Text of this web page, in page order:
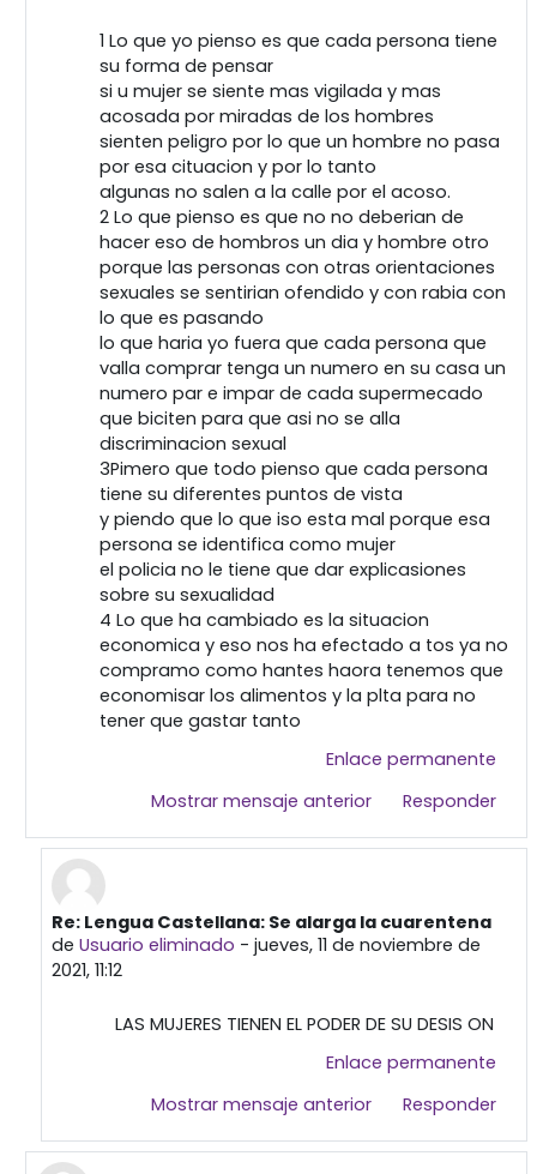
1 Lo que yo pienso es que cada persona tiene
su forma de pensar
si u mujer se siente mas vigilada y mas
acosada por miradas de los hombres
sienten peligro por lo que un hombre no pasa
por esa cituacion y por lo tanto
algunas no salen a la calle por el acoso.
2 Lo que pienso es que no no deberian de
hacer eso de hombros un dia y hombre otro
porque las personas con otras orientaciones
sexuales se sentirian ofendido y con rabia con
lo que es pasando
lo que haria yo fuera que cada persona que
valla comprar tenga un numero en su casa un
numero par e impar de cada supermecado
que biciten para que asi no se alla
discriminacion sexual
3Pimero que todo pienso que cada persona
tiene su diferentes puntos de vista
y piendo que lo que iso esta mal porque esa
persona se identifica como mujer
el policia no le tiene que dar explicasiones
sobre su sexualidad
4 Lo que ha cambiado es la situacion
economica y eso nos ha efectado a tos ya no
compramo como hantes haora tenemos que
economisar los alimentos y la plta para no
tener que gastar tanto
Enlace permanente
Mostrar mensaje anterior
Responder
En respuesta a Usuario eliminado
Re: Lengua Castellana: Se alarga la cuarentena
de Usuario eliminado - jueves, 11 de noviembre de
2021, 11:12
LAS MUJERES TIENEN EL PODER DE SU DESIS ON
Enlace permanente
Mostrar mensaje anterior
Responder